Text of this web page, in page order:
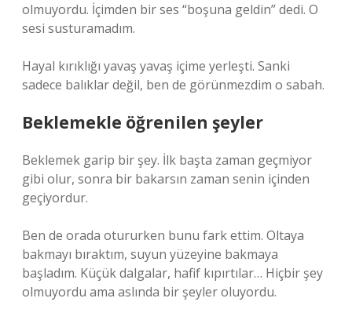
olmuyordu. İçimden bir ses “boşuna geldin” dedi. O
sesi susturamadım.
Hayal kırıklığı yavaş yavaş içime yerleşti. Sanki
sadece balıklar değil, ben de görünmezdim o sabah.
Beklemekle öğrenilen şeyler
Beklemek garip bir şey. İlk başta zaman geçmiyor
gibi olur, sonra bir bakarsın zaman senin içinden
geçiyordur.
Ben de orada otururken bunu fark ettim. Oltaya
bakmayı bıraktım, suyun yüzeyine bakmaya
başladım. Küçük dalgalar, hafif kıpırtılar… Hiçbir şey
olmuyordu ama aslında bir şeyler oluyordu.